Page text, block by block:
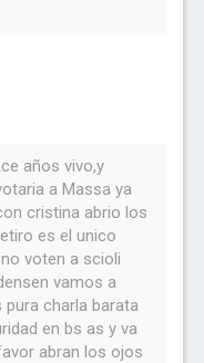
años vivo,y
a Massa ya
cristina abrio los
es el unico
voten a scioli
vamos a
pura charla barata
en bs as y va
abran los ojos